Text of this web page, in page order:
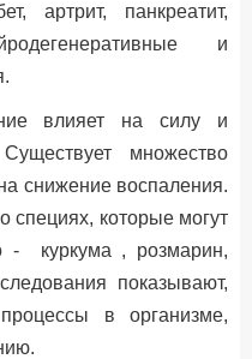
артрит, панкреатит,
и
влияет на силу и
множество
снижение воспаления.
специях, которые могут
- куркума , розмарин,
показывают,
в организме,